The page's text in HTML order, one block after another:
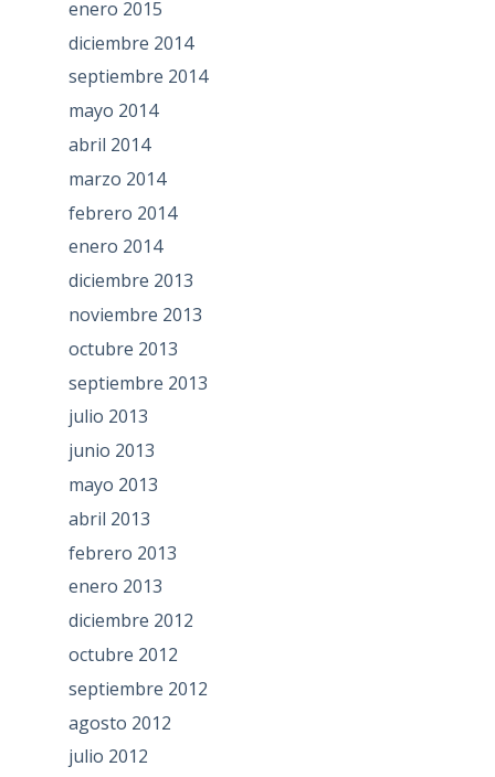
enero 2015
diciembre 2014
septiembre 2014
mayo 2014
abril 2014
marzo 2014
febrero 2014
enero 2014
diciembre 2013
noviembre 2013
octubre 2013
septiembre 2013
julio 2013
junio 2013
mayo 2013
abril 2013
febrero 2013
enero 2013
diciembre 2012
octubre 2012
septiembre 2012
agosto 2012
julio 2012